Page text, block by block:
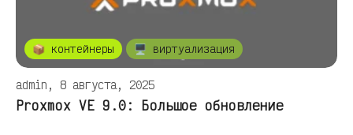
📦 контейнеры 🖥️ виртуализация
admin, 8 августа, 2025
Proxmox VE 9.0: Большое обновление